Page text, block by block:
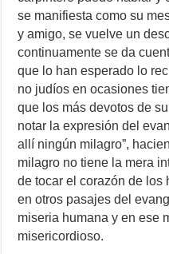
se manifiesta como su
y amigo, se vuelve un
continuamente se da
que lo han esperado lo
no judíos en ocasiones
que los más devotos de
notar la expresión del
allí ningún milagro”,
milagro no tiene la mera
de tocar el corazón de los
en otros pasajes del
miseria humana y en ese
misericordioso.